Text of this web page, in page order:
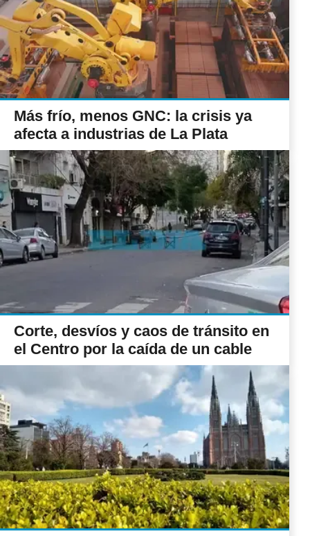
Más frío, menos GNC: la crisis ya
afecta a industrias de La Plata
Corte, desvíos y caos de tránsito en
el Centro por la caída de un cable